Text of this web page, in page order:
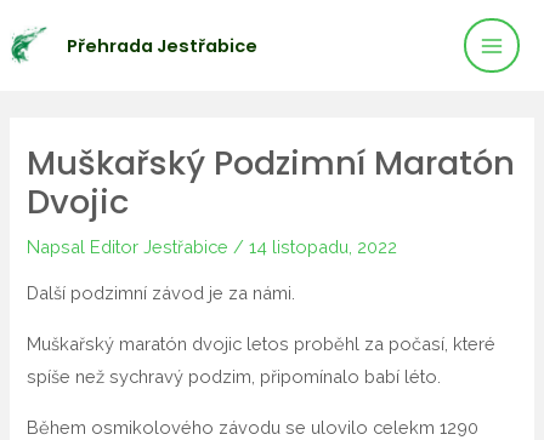
na
Přehrada Jestřabice
Muškařský Podzimní Maratón
Dvojic
Napsal Editor Jestřabice /14 listopadu, 2022
Další podzimní závod je za námi.
Muškařský maratón dvojic letos proběhl za počasí, které
spíše než sychravý podzim, připomínalo babí léto.
Během osmikolového závodu se ulovilo celekm 1290